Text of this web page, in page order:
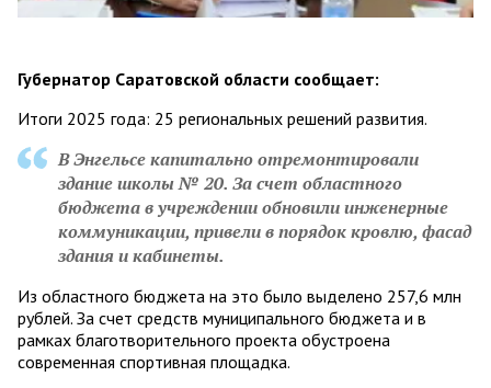
Губернатор Саратовской области сообщает:
Итоги 2025 года: 25 региональных решений развития.
В Энгельсе капитально отремонтировали
здание школы № 20. За счет областного
бюджета в учреждении обновили инженерные
коммуникации, привели в порядок кровлю, фасад
здания и кабинеты.
Из областного бюджета на это было выделено 257,6 млн
рублей. За счет средств муниципального бюджета и в
рамках благотворительного проекта обустроена
современная спортивная площадка.